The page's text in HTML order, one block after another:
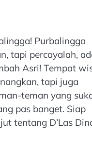
Purbalingga
tapi percayalah,
Asri! Tempat
tapi juga
teman yang
pas banget. Siap
tentang D’Las